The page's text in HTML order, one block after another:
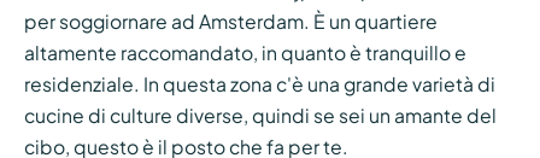
per soggiornare ad Amsterdam. È un quartiere
altamente raccomandato, in quanto è tranquillo e
residenziale. In questa zona c'è una grande varietà di
cucine di culture diverse, quindi se sei un amante del
cibo, questo è il posto che fa per te.